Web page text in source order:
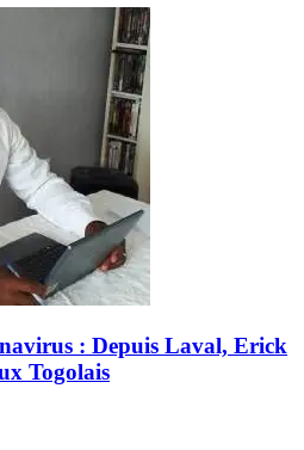
: Depuis Laval, Erick
Togolais